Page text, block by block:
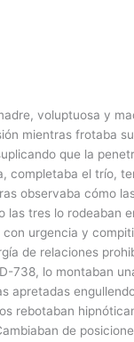
voluptuosa y
mientras frotaba
que la
completaba el trío,
observaba cómo
las tres lo rodeaban
urgencia y
de relaciones
738, lo montaban
apretadas
rebotaban
de